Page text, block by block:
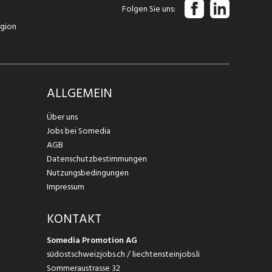
Folgen Sie uns
ALLGEMEIN
Über uns
Jobs bei Somedia
AGB
Datenschutzbestimmungen
Nutzungsbedingungen
Impressum
KONTAKT
Somedia Promotion AG
südostschweizjobs.ch / liechtensteinjobs.li
Sommeraustrasse 32